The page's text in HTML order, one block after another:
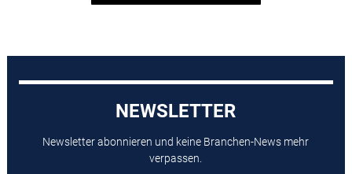
NEWSLETTER
Newsletter abonnieren und keine Branchen-News mehr
verpassen.